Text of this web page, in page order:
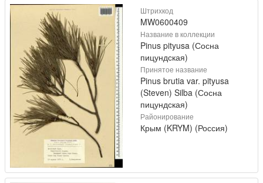
Штрихкод
MW0600409
Название в коллекции
Pinus pityusa (Сосна
пицундская)
Принятое название
Pinus brutia var. pityusa
(Steven) Silba (Сосна
пицундская)
Районирование
Крым (KRYM) (Россия)